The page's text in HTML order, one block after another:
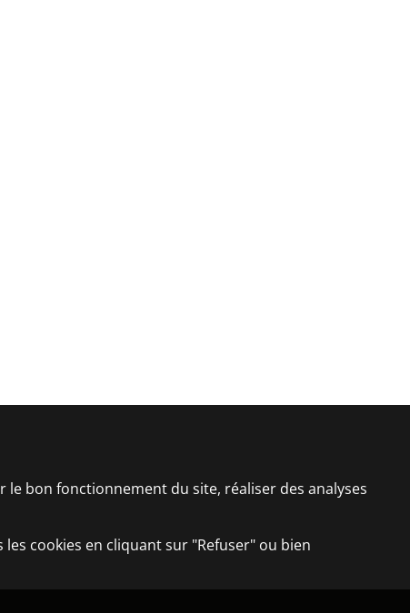
bon fonctionnement du site, réaliser des analyses
cookies en cliquant sur "Refuser" ou bien